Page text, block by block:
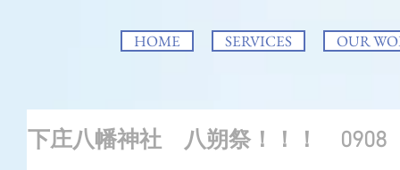
HOME SERVICES OUR
下庄八幡神社 八朔祭！！！ 0908